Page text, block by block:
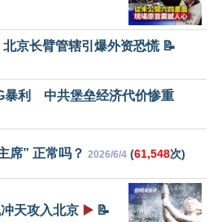
京长臂管辖引爆外资恐慌 📝
暴利 中共堡垒经济代价惨重
席” 正常吗？ 2026/6/4 (61,548次)
天攻入北京 ▶️ 📝